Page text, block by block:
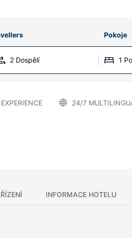
Pokoje
2 Dospělí 1
24/7
INFORMACE HOTELU